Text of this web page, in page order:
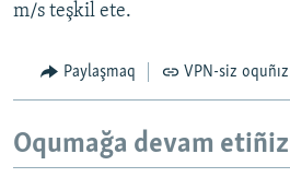
m/s teşkil ete.
Paylaşmaq VPN-siz oquñız
Oqumağa devam etiñiz